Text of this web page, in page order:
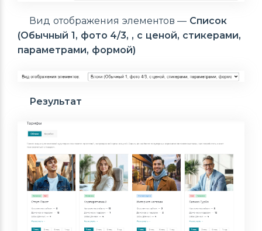
Вид отображения элементов — Список
(Обычный 1, фото 4/3, , с ценой, стикерами,
параметрами, формой)
Результат